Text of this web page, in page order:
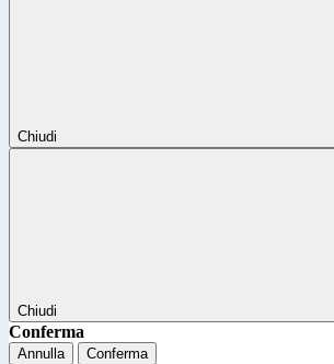
Chiudi
Chiudi
Conferma
Annulla Conferma